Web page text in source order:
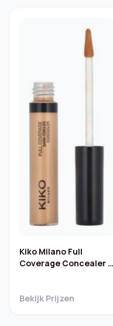
Kiko Milano Full
Coverage Concealer –
Bekijk Prijzen